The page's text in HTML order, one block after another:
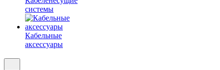
системы
Кабельные
аксессуары